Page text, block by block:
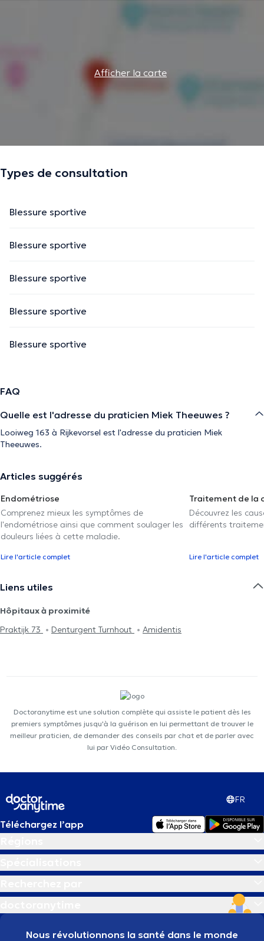
Afficher la carte
Types de consultation
Blessure sportive
Blessure sportive
Blessure sportive
Blessure sportive
Blessure sportive
FAQ
Quelle est l'adresse du praticien Miek Theeuwes ?
Looiweg 163 à Rijkevorsel est l'adresse du praticien Miek
Theeuwes.
Articles suggérés
Endométriose
Comprenez mieux les symptômes de
l'endométriose ainsi que comment soulager les
douleurs liées à cette maladie.
Lire l'article complet
Traitement de la
Découvrez les
différents
Lire l'article complet
Liens utiles
Hôpitaux à proximité
Praktijk 73
Denturgent Turnhout Amidentis
Doctoranytime est une solution complète qui assiste le patient dès les
premiers symptômes jusqu'à la guérison en lui permettant de trouver le
meilleur praticien, de demander des conseils par chat et de parler avec
lui par Vidéo Consultation.
FR
Téléchargez l’app
Nous révolutionnons la santé dans le monde